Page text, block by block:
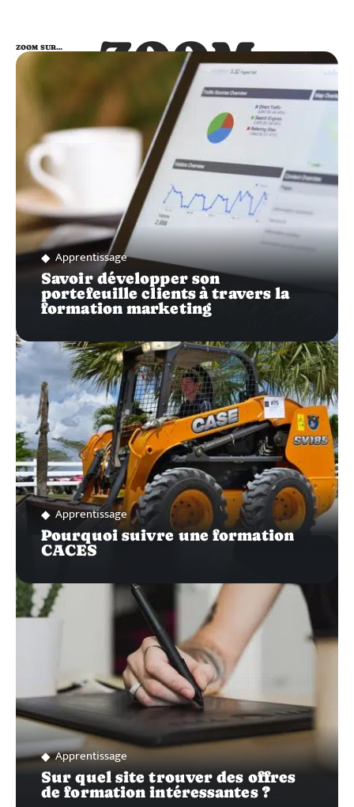
ZOOM
SUR…
ZOOM SUR…
Apprentissage
Savoir développer son
portefeuille clients à travers la
formation marketing
Apprentissage
Pourquoi suivre une formation
CACES
Apprentissage
Sur quel site trouver des offres
de formation intéressantes ?